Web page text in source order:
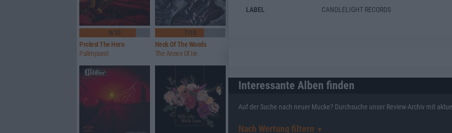
LABEL
CANDLELIGHT RECORDS
Interessante Alben finden
Auf der Suche nach neuer Mucke? Durchsuche unser Review-Archiv mit
Nach Wertung filtern ▼︎
8/10
Protest The Hero
Palimpsest
7/10
Neck Of The Woods
The Annex Of Ire